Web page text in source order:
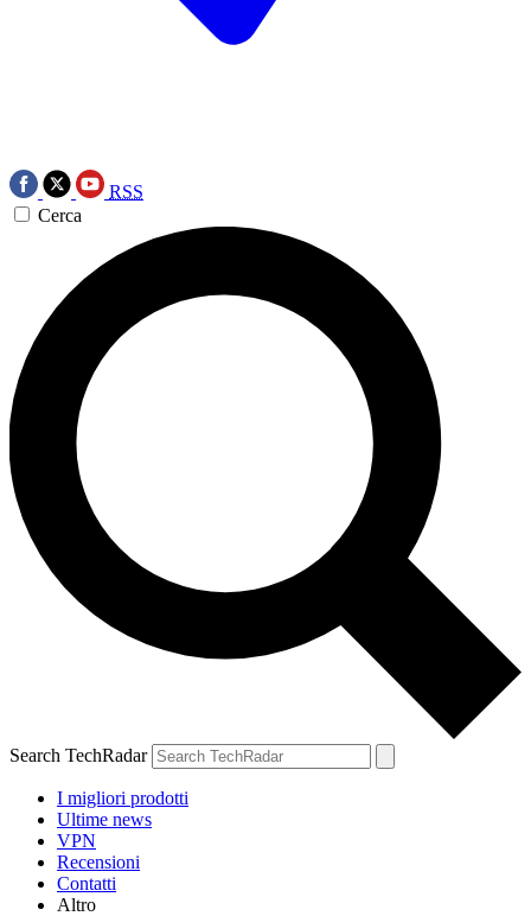
RSS
Cerca
Search TechRadar
I migliori prodotti
Ultime news
VPN
Recensioni
Contatti
Altro